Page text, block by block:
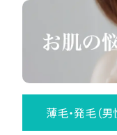
薄毛・発毛（男